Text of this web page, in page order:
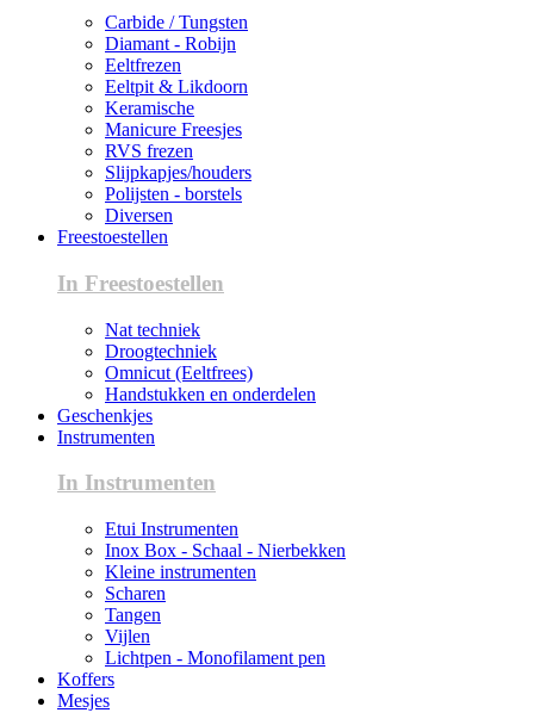
Carbide / Tungsten
Diamant - Robijn
Eeltfrezen
Eeltpit & Likdoorn
Keramische
Manicure Freesjes
RVS frezen
Slijpkapjes/houders
Polijsten - borstels
Diversen
Freestoestellen
In Freestoestellen
Nat techniek
Droogtechniek
Omnicut (Eeltfrees)
Handstukken en onderdelen
Geschenkjes
Instrumenten
In Instrumenten
Etui Instrumenten
Inox Box - Schaal - Nierbekken
Kleine instrumenten
Scharen
Tangen
Vijlen
Lichtpen - Monofilament pen
Koffers
Mesjes